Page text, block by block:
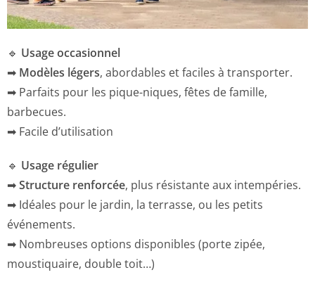
🔹 Usage occasionnel
➡ Modèles légers, abordables et faciles à transporter.
➡ Parfaits pour les pique-niques, fêtes de famille,
barbecues.
➡ Facile d’utilisation
🔹 Usage régulier
➡Structure renforcée, plus résistante aux intempéries.
➡ Idéales pour le jardin, la terrasse, ou les petits
événements.
➡ Nombreuses options disponibles (porte zipée,
moustiquaire, double toit…)